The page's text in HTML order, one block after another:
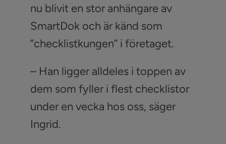
nu blivit en stor anhängare av
SmartDok och är känd som
”checklistkungen” i företaget.
– Han ligger alldeles i toppen av
dem som fyller i flest checklistor
under en vecka hos oss, säger
Ingrid.